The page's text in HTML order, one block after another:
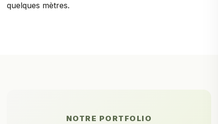
quelques mètres.
NOTRE PORTFOLIO